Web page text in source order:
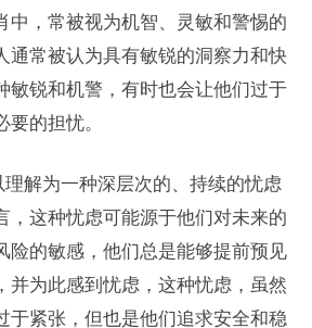
中，常被视为机智、灵敏和警惕的
通常被认为具有敏锐的洞察力和快
敏锐和机警，有时也会让他们过于
的担忧。
理解为一种深层次的、持续的忧虑
，这种忧虑可能源于他们对未来的
险的敏感，他们总是能够提前预见
并为此感到忧虑，这种忧虑，虽然
于紧张，但也是他们追求安全和稳